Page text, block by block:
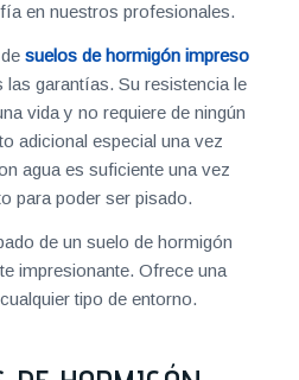
en nuestros profesionales.
desuelos de hormigón impreso
garantías. Su resistencia le
vida y no requiere de ningún
adicional especial una vez
agua es suficiente una vez
para poder ser pisado.
de un suelo de hormigón
impresionante. Ofrece una
tipo de entorno.